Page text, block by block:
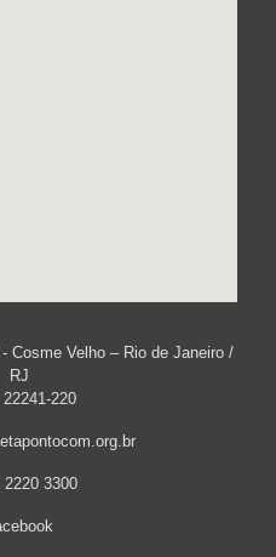
Cosme Velho – Rio de Janeiro /
RJ
220
2220 3300